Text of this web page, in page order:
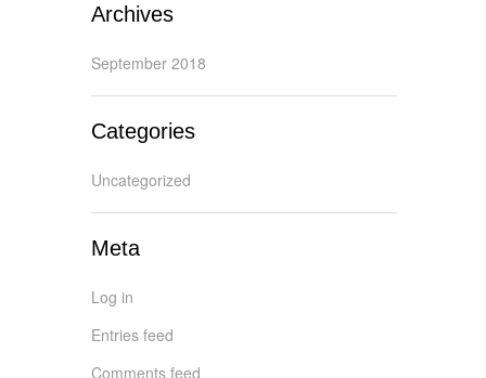
Archives
September 2018
Categories
Uncategorized
Meta
Log in
Entries feed
Comments feed